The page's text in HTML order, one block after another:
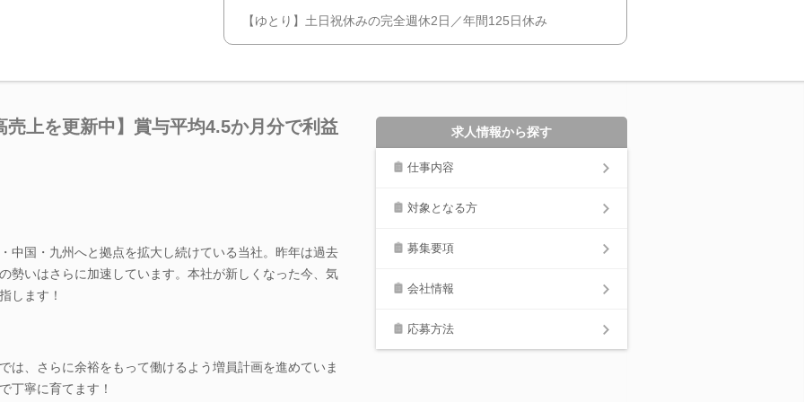
【ゆとり】土日祝休みの完全週休2日／年間125日休み
上を更新中】賞与平均4.5か月分で利益
中国・九州へと拠点を拡大し続けている当社。昨年は過去
勢いはさらに加速しています。本社が新しくなった今、気
します！
は、さらに余裕をもって働けるよう増員計画を進めていま
丁寧に育てます！
求人情報から探す
仕事内容
対象となる方
募集要項
会社情報
応募方法